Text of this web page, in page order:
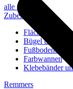
alle anzeigen
Zubehör
Bügel und
Farbwannen
Klebebänder
Remmers